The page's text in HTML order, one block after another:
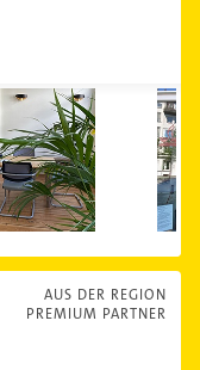
AUS DER REGION
PREMIUM PARTNER